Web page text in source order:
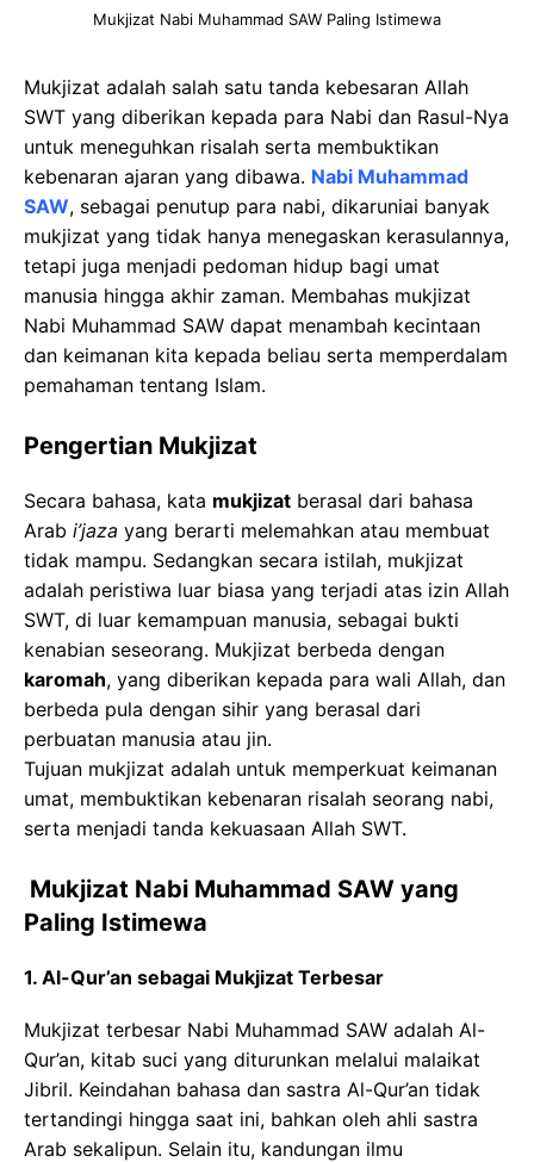
Mukjizat Nabi Muhammad SAW Paling Istimewa
Mukjizat adalah salah satu tanda kebesaran Allah
SWT yang diberikan kepada para Nabi dan Rasul-Nya
untuk meneguhkan risalah serta membuktikan
kebenaran ajaran yang dibawa. Nabi Muhammad
SAW, sebagai penutup para nabi, dikaruniai banyak
mukjizat yang tidak hanya menegaskan kerasulannya,
tetapi juga menjadi pedoman hidup bagi umat
manusia hingga akhir zaman. Membahas mukjizat
Nabi Muhammad SAW dapat menambah kecintaan
dan keimanan kita kepada beliau serta memperdalam
pemahaman tentang Islam.
Pengertian Mukjizat
Secara bahasa, kata mukjizat berasal dari bahasa
Arab i’jaza yang berarti melemahkan atau membuat
tidak mampu. Sedangkan secara istilah, mukjizat
adalah peristiwa luar biasa yang terjadi atas izin Allah
SWT, di luar kemampuan manusia, sebagai bukti
kenabian seseorang. Mukjizat berbeda dengan
karomah, yang diberikan kepada para wali Allah, dan
berbeda pula dengan sihir yang berasal dari
perbuatan manusia atau jin.
Tujuan mukjizat adalah untuk memperkuat keimanan
umat, membuktikan kebenaran risalah seorang nabi,
serta menjadi tanda kekuasaan Allah SWT.
Mukjizat Nabi Muhammad SAW yang
Paling Istimewa
1. Al-Qur’an sebagai Mukjizat Terbesar
Mukjizat terbesar Nabi Muhammad SAW adalah Al-
Qur’an, kitab suci yang diturunkan melalui malaikat
Jibril. Keindahan bahasa dan sastra Al-Qur’an tidak
tertandingi hingga saat ini, bahkan oleh ahli sastra
Arab sekalipun. Selain itu, kandungan ilmu